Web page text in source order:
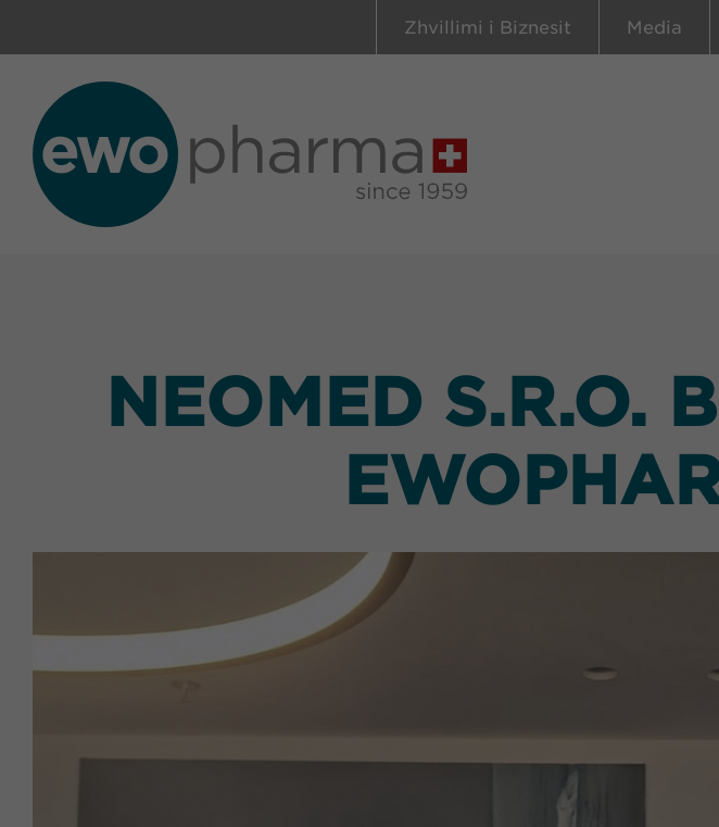
Zhvillimi i Biznesit Media
NEOMED S.R.O.